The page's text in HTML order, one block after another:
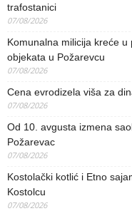
trafostanici
07/08/2026
Komunalna milicija kreće
objekata u Požarevcu
07/08/2026
Cena evrodizela viša za
07/08/2026
Od 10. avgusta izmena
Požarevac
07/08/2026
Kostolački kotlić i Etno
Kostolcu
07/08/2026